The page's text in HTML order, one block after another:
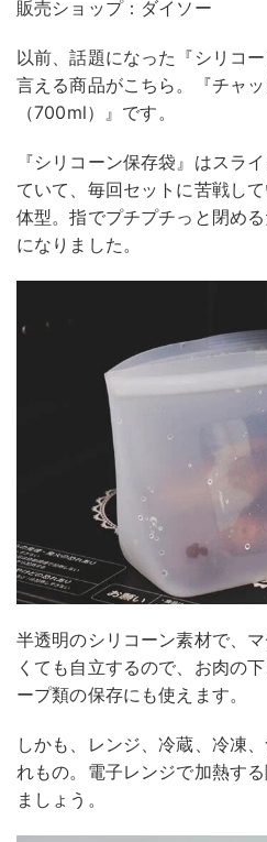
販売ショップ：ダイソー
以前、話題になった『シリコ
言える商品がこちら。『チャ
（700ml）』です。
『シリコーン保存袋』はスラ
ていて、毎回セットに苦戦し
体型。指でプチプチっと閉め
になりました。
半透明のシリコーン素材で、
くても自立するので、お肉の
ープ類の保存にも使えます。
しかも、レンジ、冷蔵、冷凍
れもの。電子レンジで加熱す
ましょう。